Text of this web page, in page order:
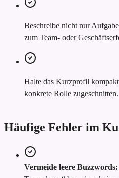
Beschreibe nicht nur
zum Team- oder
Halte das Kurzprofil
konkrete Rolle zugeschnitten.
Häufige Fehler im
Vermeide leere Buzzwords: